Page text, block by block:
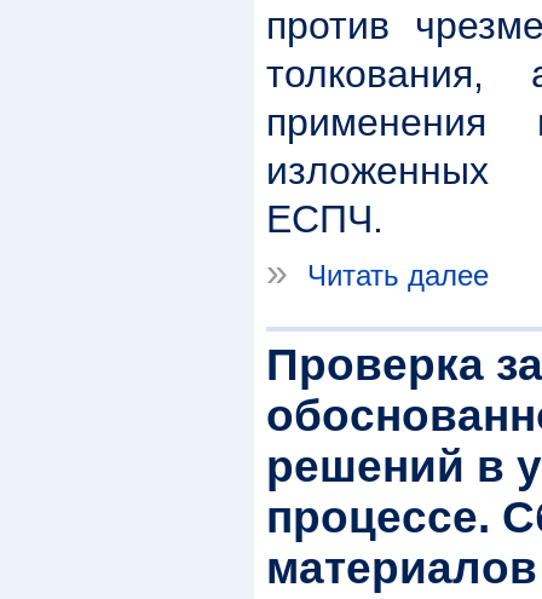
против
применения
изложенных
ЕСПЧ.
»
Читать далее
Проверка
решений в
процессе.